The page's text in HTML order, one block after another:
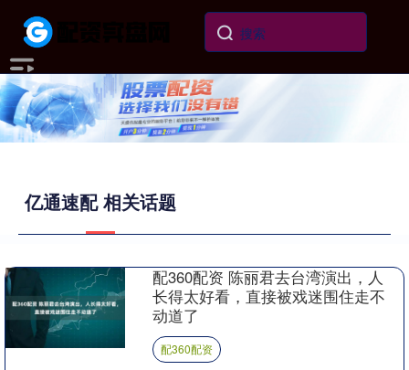
亿通速配 相关话题
配360配资 陈丽君去台湾演出，人
长得太好看，直接被戏迷围住走不
动道了
配360配资